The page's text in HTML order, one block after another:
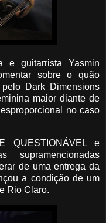
e guitarrista Yasmin
sobre o quão
Dark Dimensions
maior diante de
no caso
QUESTIONÁVEL e
supramencionadas
de uma entrega da
a condição de um
Rio Claro.